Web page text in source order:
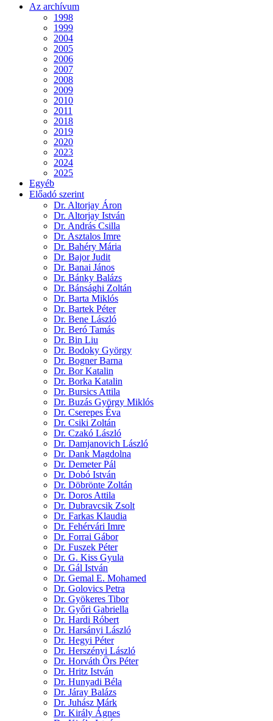
Az archívum
1998
1999
2004
2005
2006
2007
2008
2009
2010
2011
2018
2019
2020
2023
2024
2025
Egyéb
Előadó szerint
Dr. Altorjay Áron
Dr. Altorjay István
Dr. András Csilla
Dr. Asztalos Imre
Dr. Bahéry Mária
Dr. Bajor Judit
Dr. Banai János
Dr. Bánky Balázs
Dr. Bánsághi Zoltán
Dr. Barta Miklós
Dr. Bartek Péter
Dr. Bene László
Dr. Beró Tamás
Dr. Bin Liu
Dr. Bodoky György
Dr. Bogner Barna
Dr. Bor Katalin
Dr. Borka Katalin
Dr. Bursics Attila
Dr. Buzás György Miklós
Dr. Cserepes Éva
Dr. Csiki Zoltán
Dr. Czakó László
Dr. Damjanovich László
Dr. Dank Magdolna
Dr. Demeter Pál
Dr. Dobó István
Dr. Döbrönte Zoltán
Dr. Doros Attila
Dr. Dubravcsik Zsolt
Dr. Farkas Klaudia
Dr. Fehérvári Imre
Dr. Forrai Gábor
Dr. Fuszek Péter
Dr. G. Kiss Gyula
Dr. Gál István
Dr. Gemal E. Mohamed
Dr. Golovics Petra
Dr. Gyökeres Tibor
Dr. Győri Gabriella
Dr. Hardi Róbert
Dr. Harsányi László
Dr. Hegyi Péter
Dr. Herszényi László
Dr. Horváth Örs Péter
Dr. Hritz István
Dr. Hunyadi Béla
Dr. Járay Balázs
Dr. Juhász Márk
Dr. Király Ágnes